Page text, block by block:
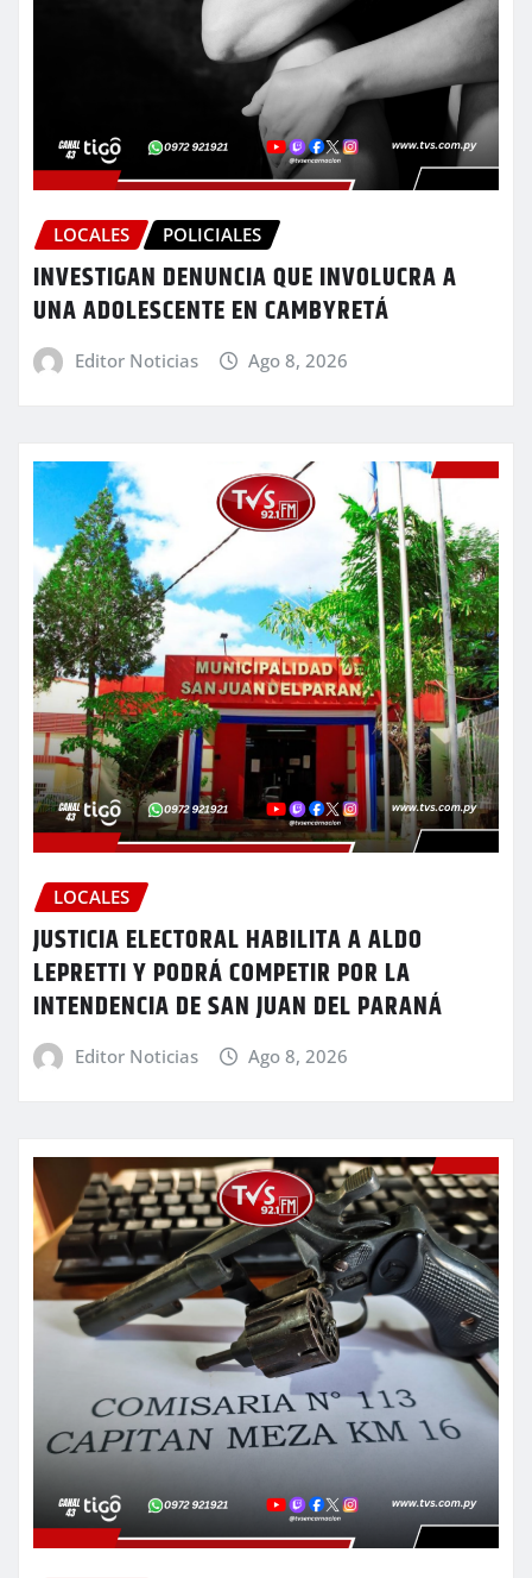
LOCALES POLICIALES
INVESTIGAN DENUNCIA QUE INVOLUCRA A
UNA ADOLESCENTE EN CAMBYRETÁ
Editor Noticias Ago 8, 2026
LOCALES
JUSTICIA ELECTORAL HABILITA A ALDO
LEPRETTI Y PODRÁ COMPETIR POR LA
INTENDENCIA DE SAN JUAN DEL PARANÁ
Editor Noticias Ago 8, 2026